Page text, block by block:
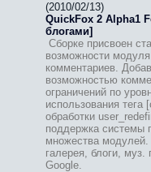
(2010/02/13)
QuickFox 2 Alpha1
блогами]
Сборке присвоен
возможности
комментариев.
возможностью
ограничений по
использования тега
обработки
поддержка системы
множества
галерея, блоги, муз.
Google.